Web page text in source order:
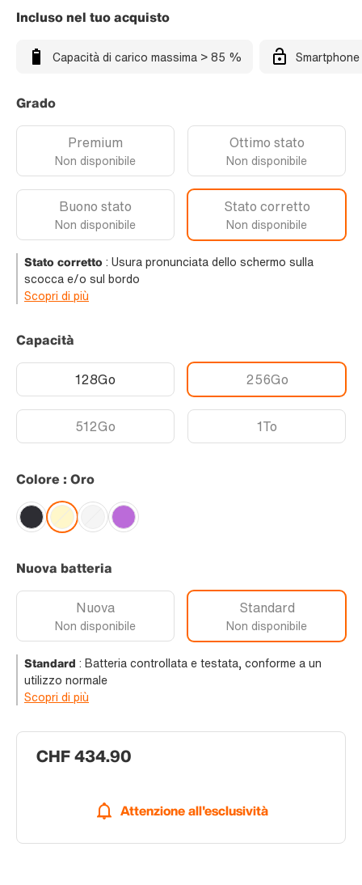
Incluso nel tuo acquisto
Capacità di carico massima > 85 %
CHF 434.90
Attenzione all'esclusività
Grado
Premium
Non disponibile
Ottimo stato
Non disponibile
Buono stato
Non disponibile
Stato corretto
Non disponibile
Stato corretto: Usura pronunciata dello schermo sulla
scocca e/o sul bordo
Scopri di più
Capacità
128Go 256Go
512Go 1To
Colore : Oro
Nuova batteria
Nuova
Non disponibile
Standard
Non disponibile
Standard : Batteria controllata e testata, conforme a un
utilizzo normale
Scopri di più